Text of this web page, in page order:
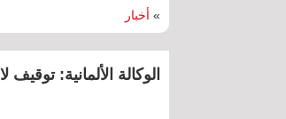
» أخبار
الوكالة الألمانية: